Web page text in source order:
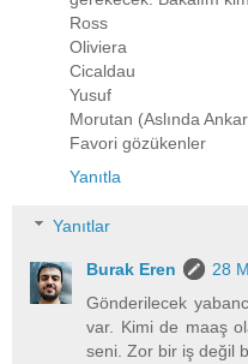
Ross
Oliviera
Cicaldau
Yusuf
Morutan (Aslında
Favori gözükenler
Yanıtla
Yanıtlar
Burak Eren
28
Gönderilecek
var. Kimi de maaş
seni. Zor bir iş değil